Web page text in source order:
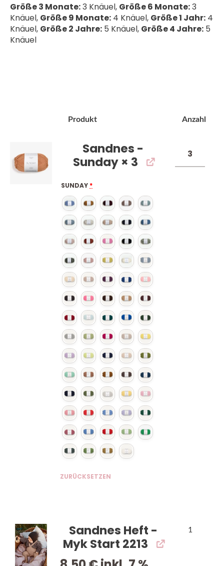
Größe 3 Monate:3 Knäuel, Größe 6 Monate:3
Knäuel, Größe 9 Monate: 4 Knäuel, Größe 1 Jahr: 4
Knäuel, Größe 2 Jahre: 5 Knäuel, Größe 4 Jahre: 5
Knäuel
Produkt Anzahl
Sandnes -
Sunday × 3
SUNDAY *
ZURÜCKSETZEN
Sandnes Heft -
Myk Start 2213
1